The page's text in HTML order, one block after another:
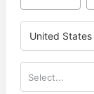
United States
Select...